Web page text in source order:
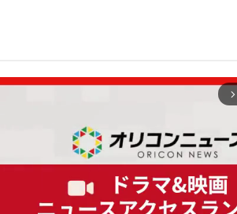
arrow_forward_ios